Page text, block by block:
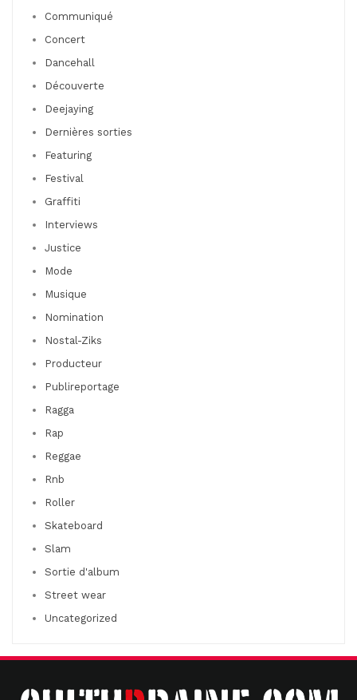
Communiqué
Concert
Dancehall
Découverte
Deejaying
Dernières sorties
Featuring
Festival
Graffiti
Interviews
Justice
Mode
Musique
Nomination
Nostal-Ziks
Producteur
Publireportage
Ragga
Rap
Reggae
Rnb
Roller
Skateboard
Slam
Sortie d'album
Street wear
Uncategorized